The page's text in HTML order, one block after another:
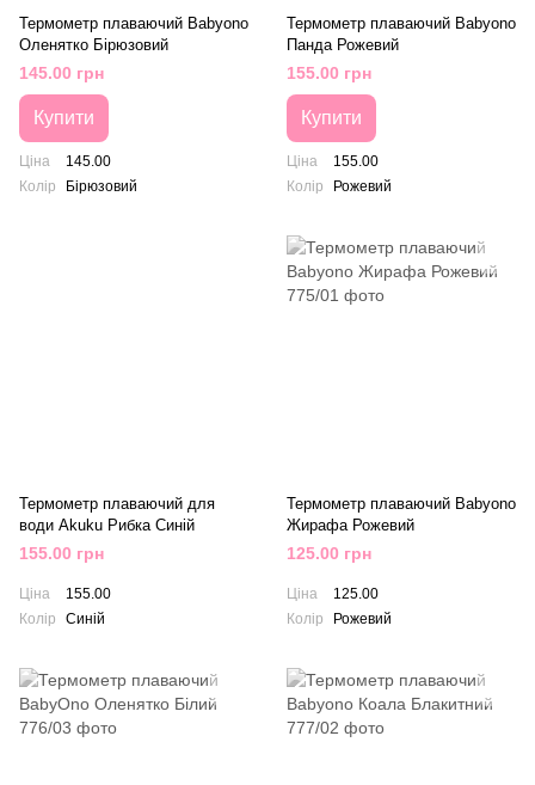
Термометр плаваючий Babyono
Оленятко Бірюзовий
145.00 грн
Купити
Ціна
145.00
Колір
Бірюзовий
Термометр плаваючий Babyono
Панда Рожевий
155.00 грн
Купити
Ціна
155.00
Колір
Рожевий
Термометр плаваючий для
води Akuku Рибка Синій
155.00 грн
Ціна
155.00
Колір
Синій
Термометр плаваючий Babyono
Жирафа Рожевий
125.00 грн
Ціна
125.00
Колір
Рожевий